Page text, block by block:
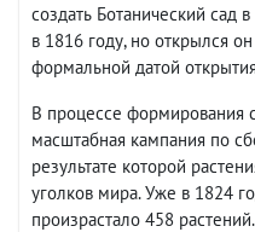
создать Ботанический сад
в 1816 году, но открылся
формальной датой
В процессе формирования
масштабная кампания по
результате которой
уголков мира. Уже в 1824
произрастало 458